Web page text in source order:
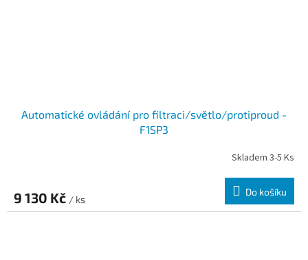
Automatické ovládání pro filtraci/světlo/protiproud -
F1SP3
Skladem 3-5 Ks
9 130 Kč / ks
Do košíku